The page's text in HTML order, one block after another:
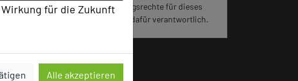
für die Zukunft
Alle akzeptieren
jeweiligen Hotels die Nutzungsrechte für dieses
Portal eingeräumt und sind dafür verantwortlich.